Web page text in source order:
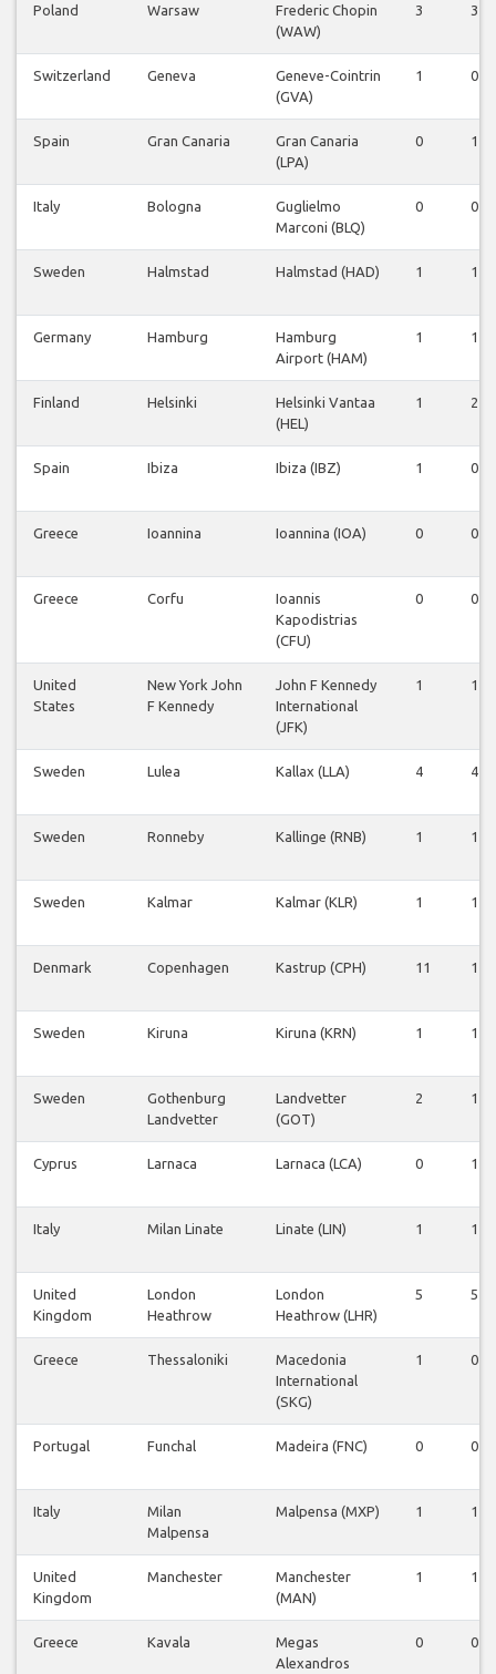
Poland Warsaw
Frederic Chopin
(WAW)
3 3
Switzerland Geneva
Geneve-Cointrin
(GVA)
1 0
Spain Gran Canaria
Gran Canaria
(LPA)
0 1
Italy Bologna
Guglielmo
Marconi (BLQ)
0 0
Sweden Halmstad Halmstad (HAD) 1 1
Germany Hamburg
Hamburg
Airport (HAM)
1 1
Finland Helsinki
Helsinki Vantaa
(HEL)
1 2
Spain Ibiza Ibiza (IBZ) 1 0
Greece Ioannina Ioannina (IOA) 0 0
Greece Corfu
Ioannis
Kapodistrias
(CFU)
0 0
United
States
New York John
F Kennedy
John F Kennedy
International
(JFK)
1 1
Sweden Lulea Kallax (LLA) 4 4
Sweden Ronneby Kallinge (RNB) 1 1
Sweden Kalmar Kalmar (KLR) 1 1
Denmark Copenhagen Kastrup (CPH) 11 11
Sweden Kiruna Kiruna (KRN) 1 1
Sweden
Gothenburg
Landvetter
Landvetter
(GOT)
2 1
Cyprus Larnaca Larnaca (LCA) 0 1
Italy Milan Linate Linate (LIN) 1 1
United
Kingdom
London
Heathrow
London
Heathrow (LHR)
5 5
Greece Thessaloniki
Macedonia
International
(SKG)
1 0
Portugal Funchal Madeira (FNC) 0 0
Italy
Milan
Malpensa
Malpensa (MXP) 1 1
United
Kingdom
Manchester
Manchester
(MAN)
1 1
Greece Kavala
Megas
Alexandros
0 0